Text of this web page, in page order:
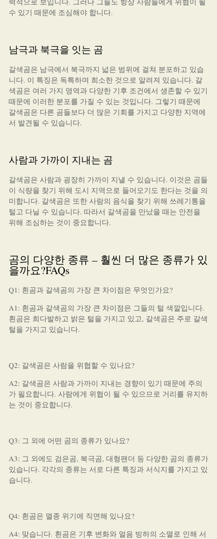
수 있기 때문에 조심해야 합니다.
남극과 북극을 잇는 곰
갈색곰은 남극에서 북극까지 넓은 범위에 걸쳐 분포하고 있습
니다. 이 특징은 독특하며 희소한 것으로 알려져 있습니다. 갈
색곰은 여러 가지 영역과 다양한 기후 조건에서 생존할 수 있기
때문에 이러한 분포를 가질 수 있는 것입니다. 그렇기 때문에
갈색곰은 다른 곰들보다 더 많은 기회를 가지고 다양한 지역에
서 발견될 수 있습니다.
사람과 가까이 지내는 곰
갈색곰은 사람과 굉장히 가까이 지낼 수 있습니다. 이것은 곰들
이 식량을 찾기 위해 도시 지역으로 들어오기도 한다는 것을 의
미합니다. 갈색곰은 또한 사람의 음식을 찾기 위해 쓰레기통을
털고 다닐 수 있습니다. 따라서 갈색곰을 만났을 때는 안전을
위해 조심하는 것이 중요합니다.
곰의 다양한 종류 – 훨씬 더 많은 종류가 있
을까요?FAQs
Q1: 흰곰과 갈색곰의 가장 큰 차이점은 무엇인가요?
A1: 흰곰과 갈색곰의 가장 큰 차이점은 그들의 털 색깔입니다.
흰곰은 희다발하고 밝은 털을 가지고 있고, 갈색곰은 주로 갈색
털을 가지고 있습니다.
Q2: 갈색곰은 사람을 위협할 수 있나요?
A2: 갈색곰은 사람과 가까이 지내는 경향이 있기 때문에 주의
가 필요합니다. 사람에게 위협이 될 수 있으므로 거리를 유지하
는 것이 중요합니다.
Q3: 그 외에 어떤 곰의 종류가 있나요?
A3: 그 외에도 검은곰, 북극곰, 대형팬더 등 다양한 곰의 종류가
있습니다. 각각의 종류는 서로 다른 특징과 서식지를 가지고 있
습니다.
Q4: 흰곰은 멸종 위기에 직면해 있나요?
A4: 맞습니다. 흰곰은 기후 변화와 얼음 빙하의 소멸로 인해 서